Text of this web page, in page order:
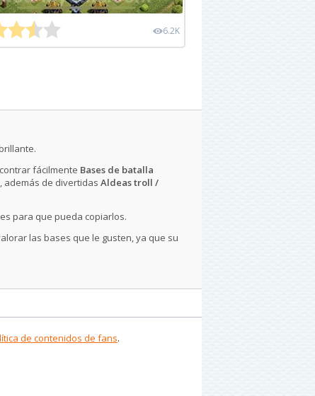
6.2K
fácilmente Bases de batalla
, además de divertidas Aldeas troll /
para que pueda copiarlos.
las bases que le gusten, ya que su
de contenidos de fans.